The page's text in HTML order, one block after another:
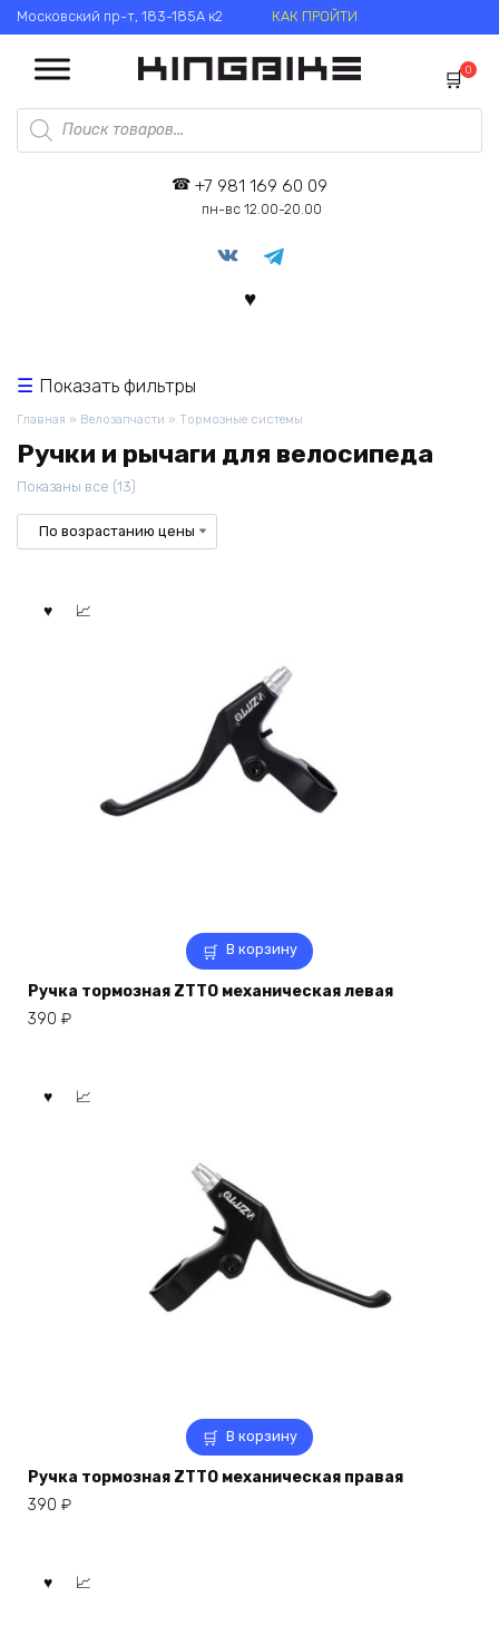
Перейти
к
содержанию
Московский пр-т, 183-185А к2 КАК ПРОЙТИ
Поиск
товаров
0
+7 981 169 60 09
пн-вс 12.00-20.00
Главная » Велозапчасти » Тормозные системы
Ручки и рычаги для велосипеда
Показаны все (13)
возрастанию
В корзину
Ручка тормозная ZTTO механическая левая
390 ₽
В корзину
Ручка тормозная ZTTO механическая правая
390 ₽
Показать фильтры